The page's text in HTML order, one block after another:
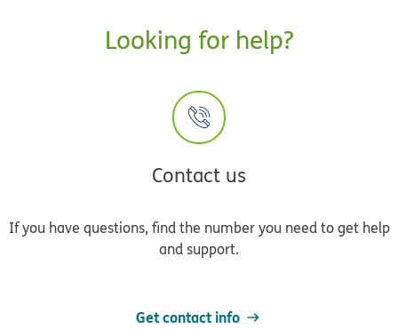
Looking for help?
Contact us
If you have questions, find the number you need to get help
and support.
Get contact info